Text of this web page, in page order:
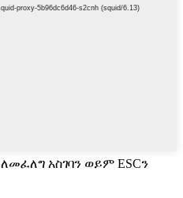
ለመፈለግ አስገባን ወይም ESCን